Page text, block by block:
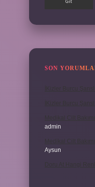
SON
admin
Medikal Cilt
Aysun